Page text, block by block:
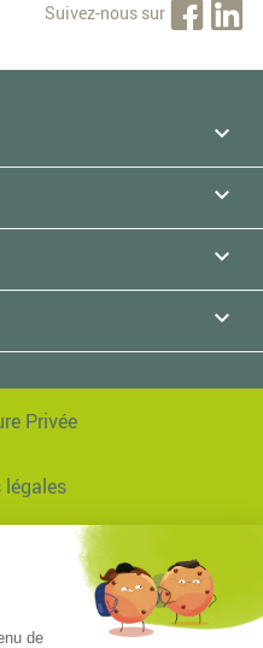
Suivez-nous sur




Privée
EVVI